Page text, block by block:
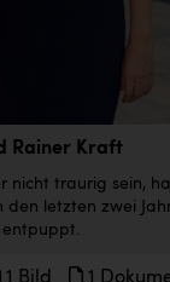
Rainer Kraft
nicht traurig sein,
letzten zwei
entpuppt.